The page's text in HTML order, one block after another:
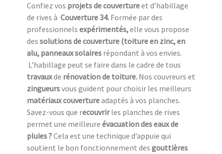
Confiez vos projets de couvertureet d’habillage
de rives à Couverture 34. Formée par des
professionnels expérimentés,elle vous propose
des solutions de couverture (toiture en zinc, en
alu, panneaux solaires répondant à vos envies.
L’habillage peut se faire dans le cadre de tous
travauxde rénovation de toiture. Nos couvreurs et
zingueursvous guident pour choisir les meilleurs
matériaux couvertureadaptés à vos planches.
Savez-vous que recouvrirles planches de rives
permet une meilleure évacuation des eaux de
pluies ?Cela est une technique d’appuie qui
soutient le bon fonctionnement des gouttières